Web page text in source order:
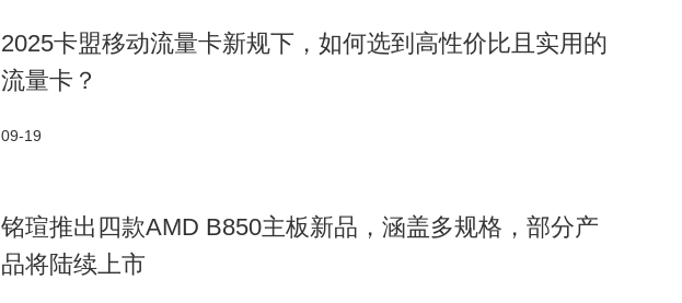
2025卡盟移动流量卡新规下，如何选到高性价比且实用的
流量卡？
09-19
铭瑄推出四款AMD B850主板新品，涵盖多规格，部分产
品将陆续上市